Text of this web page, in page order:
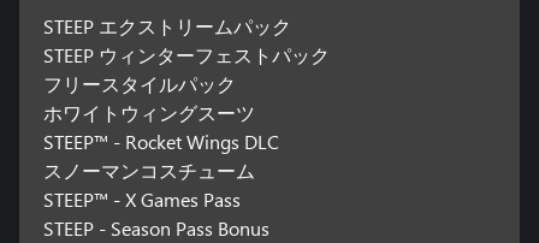
STEEP エクストリームパック
STEEP ウィンターフェストパック
フリースタイルパック
ホワイトウィングスーツ
STEEP™ - Rocket Wings DLC
スノーマンコスチューム
STEEP™ - X Games Pass
STEEP - Season Pass Bonus